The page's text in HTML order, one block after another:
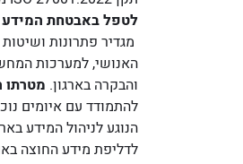
לטפל באבטחת המידע
מגדיר פתרונות
האנושי, למערכות
והבקרה בארגון. מטרתו
להתמודד עם איומים
הנוגע לניהול המידע
לדליפת מידע החוצה